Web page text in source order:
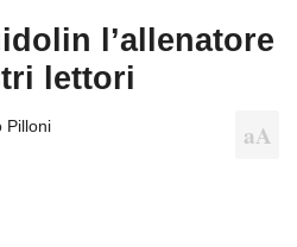
l’allenatore
lettori
Pilloni